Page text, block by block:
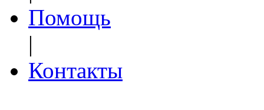
Помощь
|
Контакты